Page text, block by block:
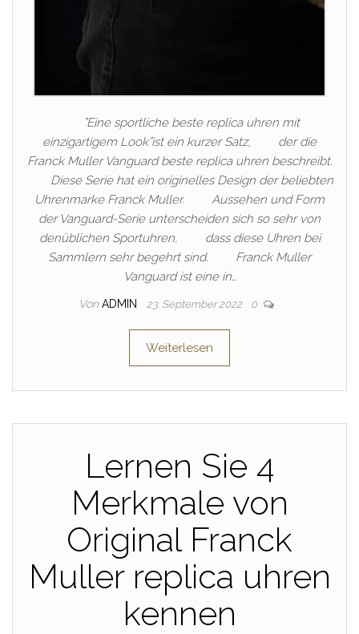
”Eine sportliche beste replica uhren mit
einzigartigem Look”ist ein kurzer Satz, der die
Franck Muller Vanguard beste replica uhren beschreibt.
Diese Serie hat ein originelles Design der beliebten
Uhrenmarke Franck Muller. Aussehen und Form
der Vanguard-Serie unterscheiden sich so sehr von
denüblichen Sportuhren, dass diese Uhren bei
Sammlern sehr begehrt sind. Franck Muller
Vanguard ist eine in…
Von ADMIN 23. September 2022 0
Weiterlesen
Lernen Sie 4
Merkmale von
Original Franck
Muller replica uhren
kennen